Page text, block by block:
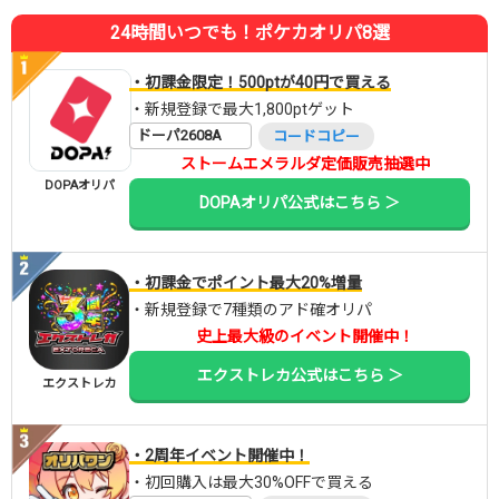
24時間いつでも！ポケカオリパ8選
DOPAオリパ
・初課金限定！500ptが40円で買える
・新規登録で最大1,800ptゲット
ドーパ2608A コードコピー
ストームエメラルダ定価販売抽選中
DOPAオリパ公式はこちら ＞
エクストレカ
・初課金でポイント最大20%増量
・新規登録で7種類のアド確オリパ
史上最大級のイベント開催中！
エクストレカ公式はこちら ＞
・2周年イベント開催中！
・初回購入は最大30%OFFで買える